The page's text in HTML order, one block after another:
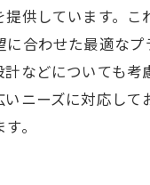
供しています。こ
合わせた最適な
などについても考
ニーズに対応して
。